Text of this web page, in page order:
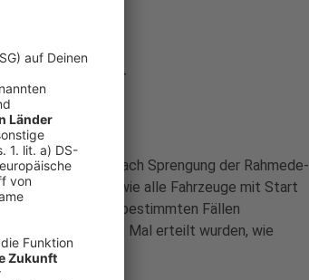
und Anwohner
einen Monat nach Sprengung der Rahmede-
sowie alle Fahrzeuge mit Start
Es können in bestimmten Fällen
bisher rund 8000 Mal erteilt wurden, wie